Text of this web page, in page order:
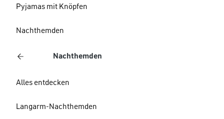
Pyjamas mit Knöpfen
Nachthemden
Nachthemden
Alles entdecken
Langarm-Nachthemden